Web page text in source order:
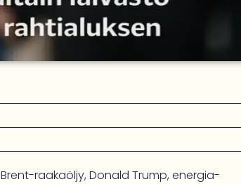
Brent-raakaöljy,Donald Trump,energia­